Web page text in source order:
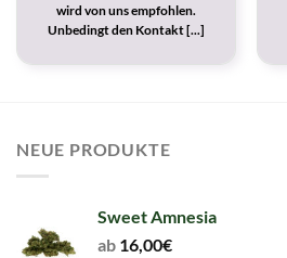
wird von uns empfohlen.
Unbedingt den Kontakt [...]
NEUE PRODUKTE
Sweet Amnesia
ab 16,00€